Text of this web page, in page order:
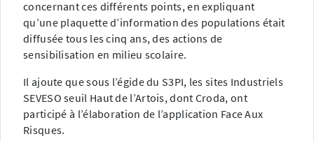
concernant ces différents points, en expliquant
qu’une plaquette d’information des populations était
diffusée tous les cinq ans, des actions de
sensibilisation en milieu scolaire.
Il ajoute que sous l’égide du S3PI, les sites Industriels
SEVESO seuil Haut de l’Artois, dont Croda, ont
participé à l’élaboration de l’application Face Aux
Risques.